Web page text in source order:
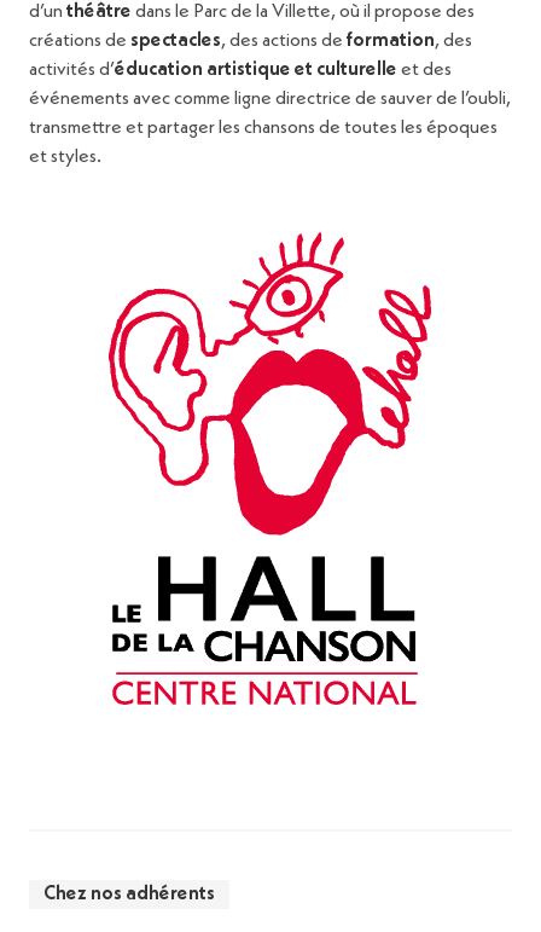
d’un théâtre dans le Parc de la Villette, où il propose des
créations de spectacles, des actions de formation, des
activités d’éducation artistique et culturelle et des
événements avec comme ligne directrice de sauver de l’oubli,
transmettre et partager les chansons de toutes les époques
et styles.
Chez nos adhérents